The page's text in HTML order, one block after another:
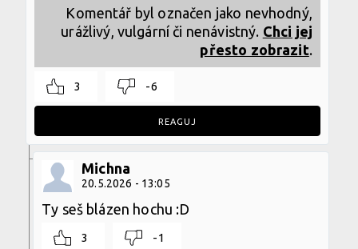
Komentář byl označen jako nevhodný,
urážlivý, vulgární či nenávistný. Chci jej
přesto zobrazit.
3 -6
REAGUJ
Michna
20.5.2026 - 13:05
Ty seš blázen hochu :D
3 -1